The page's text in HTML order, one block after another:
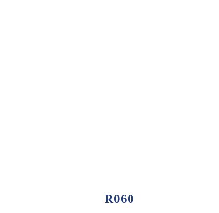
R060